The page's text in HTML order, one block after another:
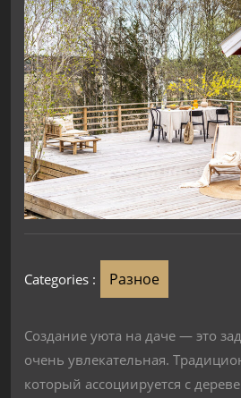
Categories : Разное
Создание уюта на даче — это
очень увлекательная.
который ассоциируется с